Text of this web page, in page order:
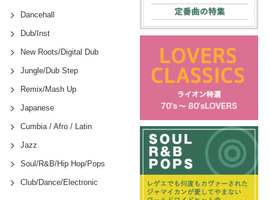
Dancehall
Dub/Inst
New Roots/Digital Dub
Jungle/Dub Step
Remix/Mash Up
Japanese
Cumbia / Afro / Latin
Jazz
Soul/R&B/Hip Hop/Pops
Club/Dance/Electronic